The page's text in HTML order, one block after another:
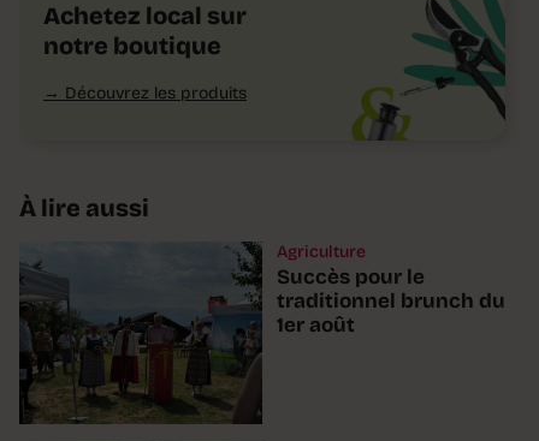
Achetez local sur
notre boutique
Découvrez les produits
À lire aussi
Agriculture
Succès pour le
traditionnel brunch du
1er août